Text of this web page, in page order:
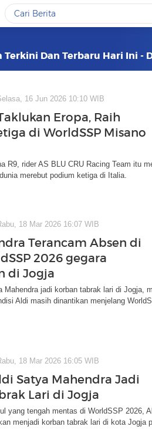
Dan Terbaru Hari Ini -
16 Jun 2026 10:10 WIB
Eropa, Raih
di WorldSSP Misano
R9, rider AS BLU CRU Racing Team itu
merebut podium ketiga di Italia.
18 Mar 2026 16:07 WIB
Terancam Absen di
2026 gegara
di Jogja
Mahendra jadi korban tabrak lari di Jogja,
Aldi masih dinantikan menjelang
18 Mar 2026 16:05 WIB
Satya Mahendra Jadi
Lari di Jogja
yang tengah mentas di WorldSSP 2026,
menjadi korban tabrak lari di kota Jogja